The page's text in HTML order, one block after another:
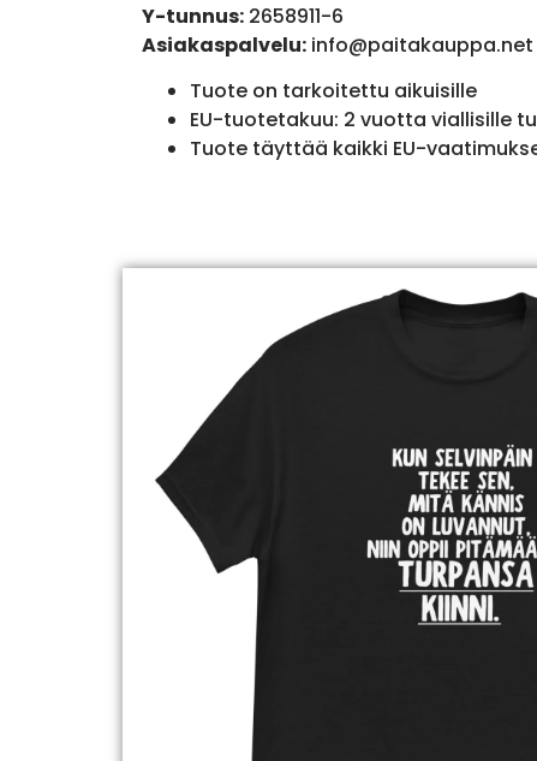
Y-tunnus:2658911-6
Asiakaspalvelu: info@paitakauppa.net
Tuote on tarkoitettu aikuisille
EU-tuotetakuu: 2 vuotta viallisille
Tuote täyttää kaikki EU-